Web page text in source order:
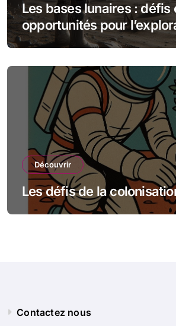
Les bases lunaires : défis
opportunités pour
spatiale
Découvrir
Les défis de la
Contactez nous